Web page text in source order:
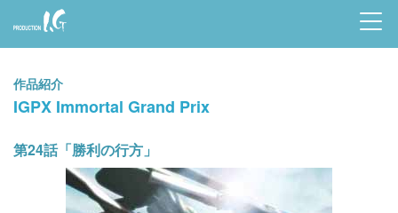
Prod
uctio
n I.G
作品紹介
IGPX Immortal Grand Prix
第24話「勝利の行方」